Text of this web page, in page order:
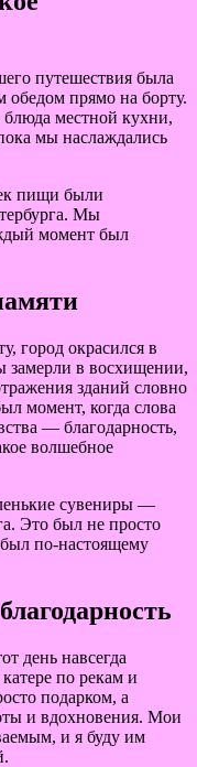
путешествия была
обедом прямо на борту.
местной кухни,
мы наслаждались
пищи были
Мы
момент был
город окрасился в
замерли в восхищении,
зданий словно
момент, когда слова
— благодарность,
волшебное
сувениры —
Это был не просто
по-настоящему
день навсегда
по рекам и
подарком, а
и вдохновения. Мои
и я буду им